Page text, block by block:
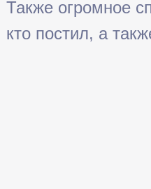
Также огромное
кто постил, а